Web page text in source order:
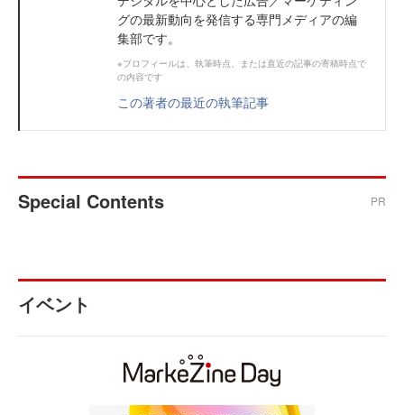
グの最新動向を発信する専門メディアの編
集部です。
※プロフィールは、執筆時点、または直近の記事の寄稿時点で
の内容です
この著者の最近の執筆記事
Special Contents PR
イベント